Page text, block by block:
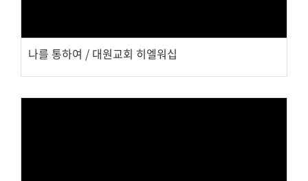
나를 통하여 / 대원교회 히엘워십